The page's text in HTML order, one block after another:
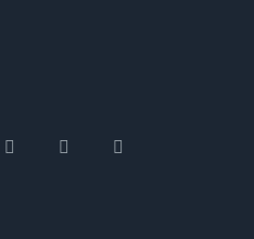
Amazon Pinterest